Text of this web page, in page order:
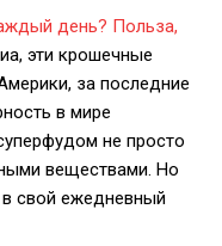
день? Польза,
эти крошечные
за последние
в мире
не просто
веществами. Но
свой ежедневный